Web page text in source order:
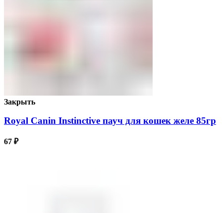
Закрыть
Royal Canin Instinctive пауч для кошек желе 85гр
67 ₽